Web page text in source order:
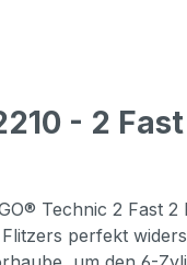
- 2
Technic 2 Fast
perfekt